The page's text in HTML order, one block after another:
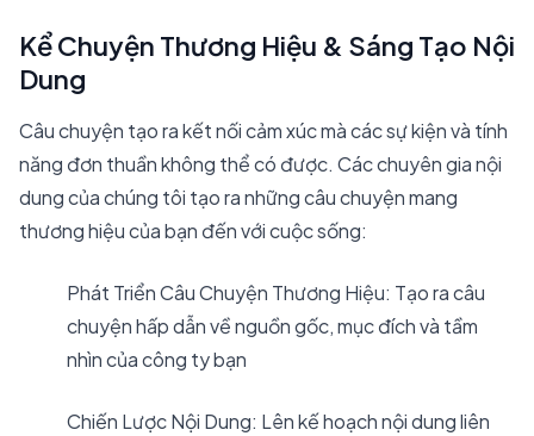
Kể Chuyện Thương Hiệu & Sáng Tạo Nội
Dung
Câu chuyện tạo ra kết nối cảm xúc mà các sự kiện và tính
năng đơn thuần không thể có được. Các chuyên gia nội
dung của chúng tôi tạo ra những câu chuyện mang
thương hiệu của bạn đến với cuộc sống:
Phát Triển Câu Chuyện Thương Hiệu: Tạo ra câu
chuyện hấp dẫn về nguồn gốc, mục đích và tầm
nhìn của công ty bạn
Chiến Lược Nội Dung: Lên kế hoạch nội dung liên